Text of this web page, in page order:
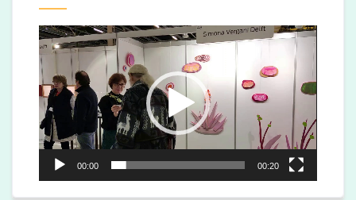
Video
Player
00:00 00:20